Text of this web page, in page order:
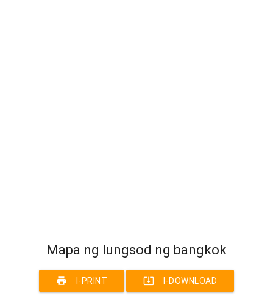
Mapa ng lungsod ng bangkok
print I-PRINT system_update_alt I-DOWNLOAD